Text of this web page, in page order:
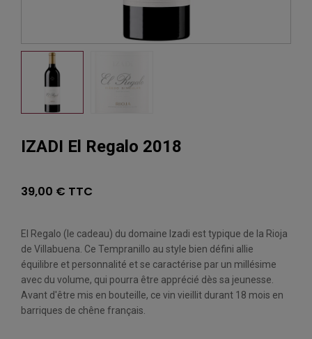
IZADI El Regalo 2018
39,00 € TTC
El Regalo (le cadeau) du domaine Izadi est typique de la Rioja
de Villabuena. Ce Tempranillo au style bien défini allie
équilibre et personnalité et se caractérise par un millésime
avec du volume, qui pourra être apprécié dès sa jeunesse.
Avant d'être mis en bouteille, ce vin vieillit durant 18 mois en
barriques de chêne français.